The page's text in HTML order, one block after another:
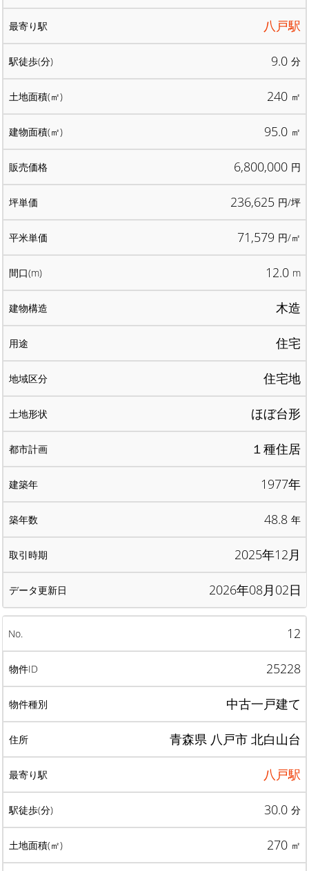
八戸駅
9.0 分
240 ㎡
95.0 ㎡
6,800,000 円
236,625 円/坪
71,579 円/㎡
12.0 m
木造
住宅
住宅地
ほぼ台形
１種住居
1977年
48.8 年
2025年12月
2026年08月02日
12
25228
中古一戸建て
青森県 八戸市 北白山台
八戸駅
30.0 分
270 ㎡